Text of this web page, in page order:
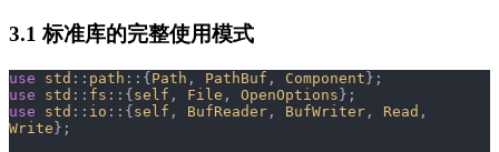
3.1 标准库的完整使用模式
use std :: path ::{Path , PathBuf , Component};
use std :: fs ::{self , File , OpenOptions};
use std :: io ::{self , BufReader , BufWriter , Read
Write};